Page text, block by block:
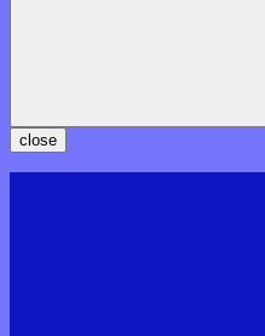
close